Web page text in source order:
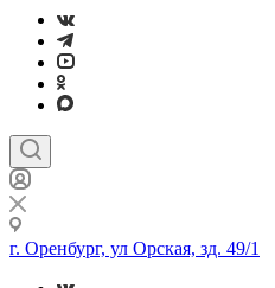
г. Оренбург, ул Орская, зд. 49/1